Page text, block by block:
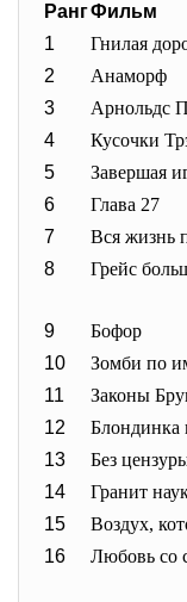
РангФильм
1
Гнилая
2
Анаморф
3
Арнольдс
4
Кусочки
5
Завершая
6
Глава 27
7
Вся жизнь
8
Грейс
9
Бофор
10
Зомби по
11
Законы
12
Блондинка
13
Без
14
Гранит
15
Воздух,
16
Любовь со